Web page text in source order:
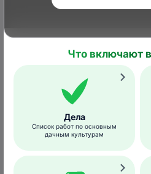
Что включают
Дела
Список работ по основным
дачным культурам